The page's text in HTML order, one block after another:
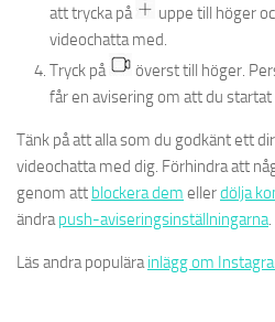
att trycka på
uppe till höger
videochatta med.
Tryck på
överst till höger.
får en avisering om att du
Tänk på att alla som du godkänt ett
videochatta med dig. Förhindra att
genom att blockera dem ellerdölja
ändrapush-aviseringsinställningarna.
Läs andra populärainlägg om